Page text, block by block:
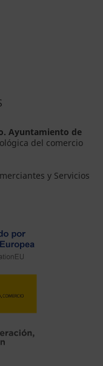
Ayuntamiento de
del comercio
y Servicios